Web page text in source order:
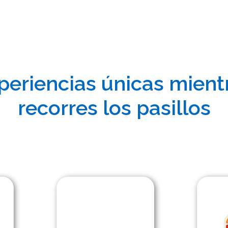
únicas
recorres los pasillos